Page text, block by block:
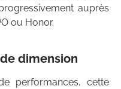
auprès
ou Honor.
dimension
performances, cette